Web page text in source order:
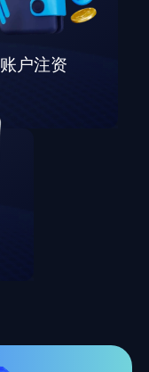
账户注资